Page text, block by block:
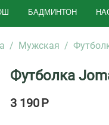
БАДМИНТОН
/ Мужская /
Футболка
3 190Р